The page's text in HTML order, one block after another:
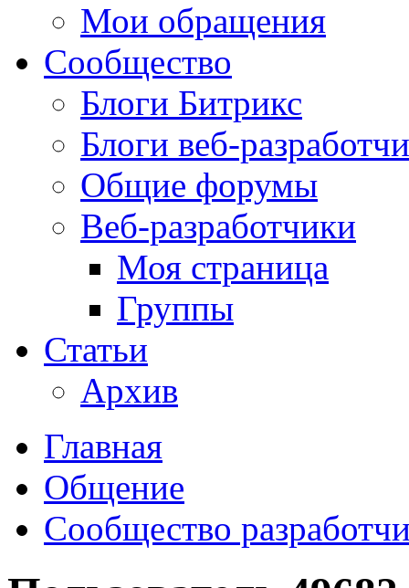
Мои обращения
Сообщество
Блоги Битрикс
Блоги веб-
Общие форумы
Веб-разработчики
Моя страница
Группы
Статьи
Архив
Главная
Общение
Сообщество